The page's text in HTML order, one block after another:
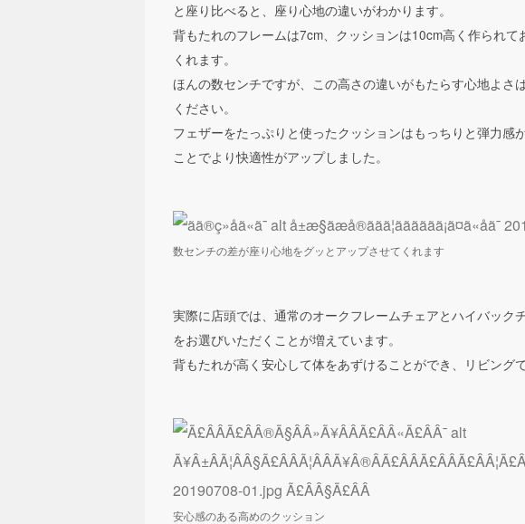
と座り比べると、座り心地の違いがわかります。
背もたれのフレームは7cm、クッションは10cm高く作られ
くれます。
ほんの数センチですが、この高さの違いがもたらす心地よさ
ください。
フェザーをたっぷりと使ったクッションはもっちりと弾力感
ことでより快適性がアップしました。
数センチの差が座り心地をグッとアップさせてくれます
実際に店頭では、通常のオークフレームチェアとハイバック
をお選びいただくことが増えています。
背もたれが高く安心して体をあずけることができ、リビング
安心感のある高めのクッション